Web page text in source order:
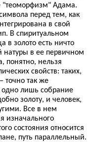
"теоморфизм" Адама.
перед тем, как
в свой
В спиритуальном
в золото есть ничто
натуры в ее первичном
понятно, нельзя
свойств: таких,
точно так же
одно лишь собрание
золоту, и человек,
Все в нем
изначального
состояния относится
путь параллельный.